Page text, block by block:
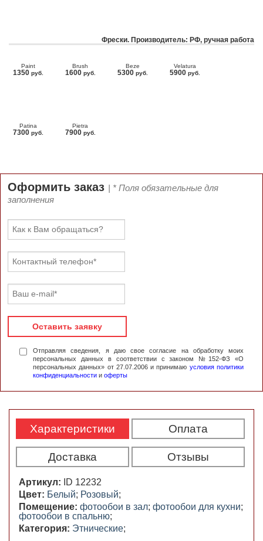
Фрески. Производитель: РФ, ручная работа
Paint
1350 руб.
Brush
1600 руб.
Beze
5300 руб.
Velatura
5900 руб.
Patina
7300 руб.
Pietra
7900 руб.
Оформить заказ | * Поля обязательные для
заполнения
Оставить заявку
Отправляя сведения, я даю свое согласие на обработку моих
персональных данных в соответствии с законом №152-ФЗ «О
персональных данных» от 27.07.2006 и принимаю условия политики
конфиденциальности и оферты
Характеристики Оплата
Доставка Отзывы
Артикул:
ID 12232
Цвет: Белый; Розовый;
Помещение: фотообои в зал; фотообои для кухни;
фотообои в спальню;
Категория: Этнические;